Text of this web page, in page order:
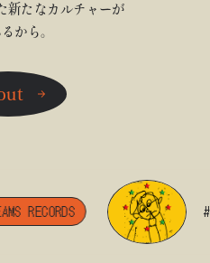
新たなカルチャーが
から。
RECORDS